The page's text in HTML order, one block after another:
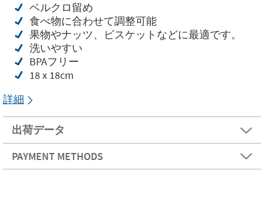
ベルクロ留め
食べ物に合わせて調整可能
果物やナッツ、ビスケットなどに最適です。
洗いやすい
BPAフリー
18 x 18cm
詳細
出荷データ
PAYMENT METHODS